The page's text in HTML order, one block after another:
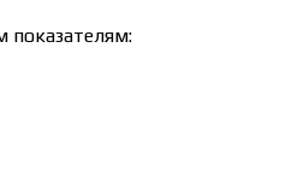
показателям: